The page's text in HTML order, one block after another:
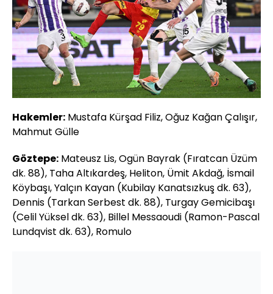
Hakemler: Mustafa Kürşad Filiz, Oğuz Kağan Çalışır,
Mahmut Gülle
Göztepe: Mateusz Lis, Ogün Bayrak (Fıratcan Üzüm
dk. 88), Taha Altıkardeş, Heliton, Ümit Akdağ, İsmail
Köybaşı, Yalçın Kayan (Kubilay Kanatsızkuş dk. 63),
Dennis (Tarkan Serbest dk. 88), Turgay Gemicibaşı
(Celil Yüksel dk. 63), Billel Messaoudi (Ramon-Pascal
Lundqvist dk. 63), Romulo